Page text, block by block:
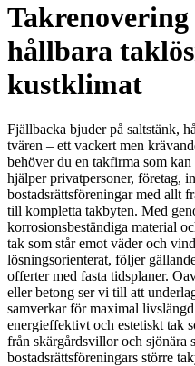
hållbara
kustklimat
Fjällbacka bjuder på saltstänk,
tvären – ett vackert men
behöver du en takfirma som
hjälper privatpersoner, företag,
bostadsrättsföreningar med allt
till kompletta takbyten. Med
korrosionsbeständiga material
tak som står emot väder och
lösningsorienterat, följer
offerter med fasta tidsplaner.
eller betong ser vi till att
samverkar för maximal
energieffektivt och estetiskt tak
från skärgårdsvillor och sjönära
bostadsrättsföreningars större